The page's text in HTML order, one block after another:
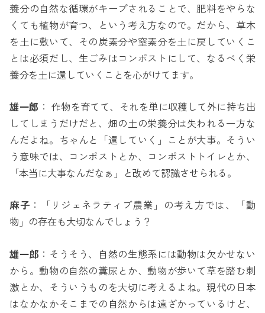
養分の自然な循環がキープされることで、肥料をやらな
くても植物が育つ、という考え方なので。だから、草木
を土に敷いて、その炭素分や窒素分を土に戻していくこ
とは必須だし、生ごみはコンポストにして、なるべく栄
養分を土に還していくことを心がけてます。
雄一郎 ： 作物を育てて、それを単に収穫して外に持ち出
してしまうだけだと、畑の土の栄養分は失われる一方な
んだよね。ちゃんと「還していく」ことが大事。そうい
う意味では、コンポストとか、コンポストトイレとか、
「本当に大事なんだなぁ」と改めて認識させられる。
麻子 ：「リジェネラティブ農業」の考え方では、「動
物」の存在も大切なんでしょう？
雄一郎 ：そうそう、自然の生態系には動物は欠かせない
から。動物の自然の糞尿とか、動物が歩いて草を踏む刺
激とか、そういうものを大切に考えるよね。現代の日本
はなかなかそこまでの自然からは遠ざかっているけど、